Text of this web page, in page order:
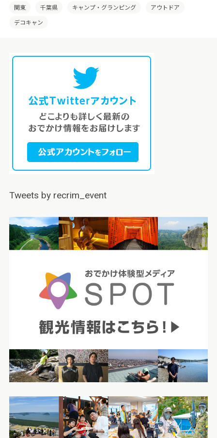
の土地の特性を活かした「デコキャン」を開催していき
たいと考えております。
関東 千葉県 キャンプ・グランピング アウトドア
デコキャン
Tweets by recrim_event